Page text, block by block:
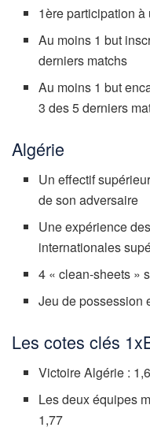
1ère participation
Au moins 1 but
derniers matchs
Au moins 1 but
3 des 5 derniers
Algérie
Un effectif
de son adversaire
Une expérience
internationales
4 « clean-sheets »
Jeu de possession
Les cotes clés
Victoire Algérie : 1,6
Les deux équipes
1,77